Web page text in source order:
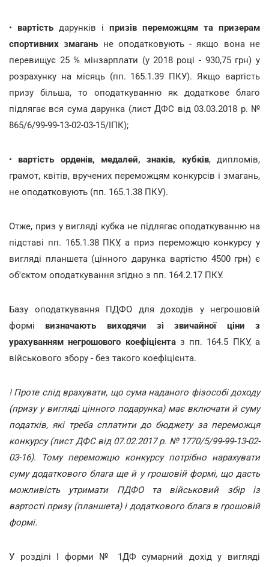
• вартість дарунків і призів переможцям та призерам
спортивних змагань не оподатковують - якщо вона не
перевищує 25 % мінзарплати (у 2018 році - 930,75 грн) у
розрахунку на місяць (пп. 165.1.39 ПКУ). Якщо вартість
призу більша, то оподаткуванню як додаткове благо
підлягає вся сума дарунка (лист ДФС від 03.03.2018 р. №
865/6/99-99-13-02-03-15/ІПК);
• вартість орденів, медалей, знаків, кубків, дипломів,
грамот, квітів, вручених переможцям конкурсів і змагань,
не оподатковують (пп. 165.1.38 ПКУ).
Отже, приз у вигляді кубка не підлягає оподаткуванню на
підставі пп. 165.1.38 ПКУ, а приз переможцю конкурсу у
вигляді планшета (цінного дарунка вартістю 4500 грн) є
об'єктом оподаткування згідно з пп. 164.2.17 ПКУ.
Базу оподаткування ПДФО для доходів у негрошовій
формі визначають виходячи зі звичайної ціни з
урахуванням негрошового коефіцієнтаз пп. 164.5 ПКУ, а
військового збору - без такого коефіцієнта.
! Проте слід врахувати, що сума наданого фізособі доходу
(призу у вигляді цінного подарунка) має включати й суму
податків, які треба сплатити до бюджету за переможця
конкурсу (лист ДФС від 07.02.2017 р. № 1770/5/99-99-13-02-
03-16). Тому переможцю конкурсу потрібно нарахувати
суму додаткового блага ще й у грошовій формі, що дасть
можливість утримати ПДФО та військовий збір із
вартості призу (планшета) і додаткового блага в грошовій
формі.
У розділі І форми № 1ДФ сумарний дохід у вигляді